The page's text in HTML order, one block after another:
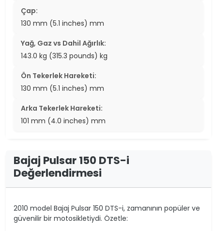
Çap:
130 mm (5.1 inches) mm
Yağ, Gaz vs Dahil Ağırlık:
143.0 kg (315.3 pounds) kg
Ön Tekerlek Hareketi:
130 mm (5.1 inches) mm
Arka Tekerlek Hareketi:
101 mm (4.0 inches) mm
Bajaj Pulsar 150 DTS-i
Değerlendirmesi
2010 model Bajaj Pulsar 150 DTS-i, zamanının popüler ve
güvenilir bir motosikletiydi. Özetle: